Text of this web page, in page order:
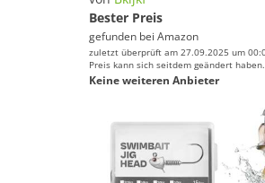
Bester Preis
gefunden bei Amazon
zuletzt überprüft am 27.09.2025 um
Preis kann sich seitdem geändert haben.
Keine weiteren Anbieter